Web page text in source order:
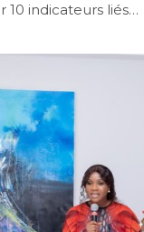
10 indicateurs liés…